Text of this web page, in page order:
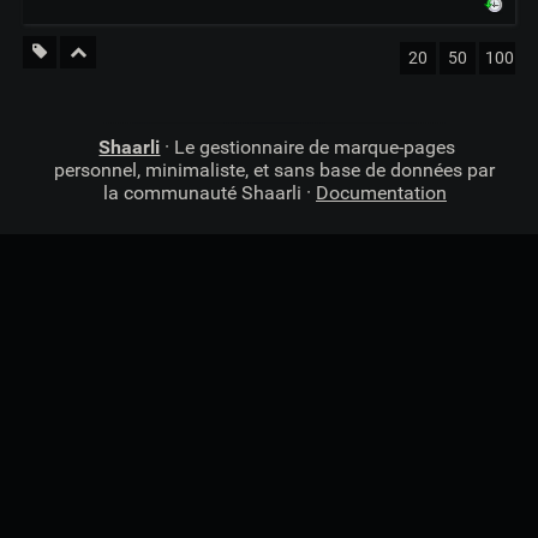
20 50 100
Shaarli · Le gestionnaire de marque-pages
personnel, minimaliste, et sans base de données par
la communauté Shaarli · Documentation